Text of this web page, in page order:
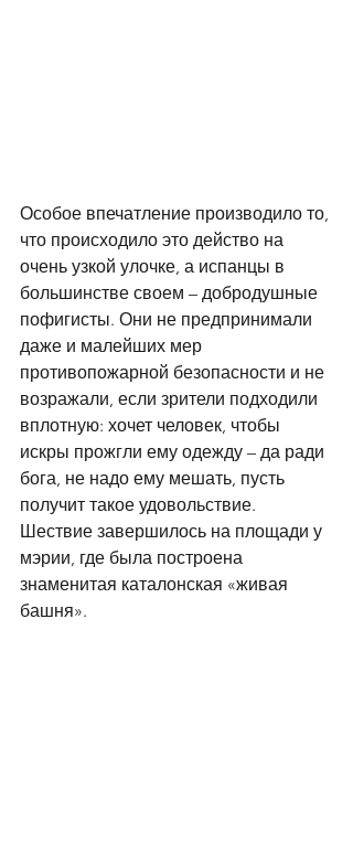
Особое впечатление производило то,
что происходило это действо на
очень узкой улочке, а испанцы в
большинстве своем – добродушные
пофигисты. Они не предпринимали
даже и малейших мер
противопожарной безопасности и не
возражали, если зрители подходили
вплотную: хочет человек, чтобы
искры прожгли ему одежду – да ради
бога, не надо ему мешать, пусть
получит такое удовольствие.
Шествие завершилось на площади у
мэрии, где была построена
знаменитая каталонская «живая
башня».